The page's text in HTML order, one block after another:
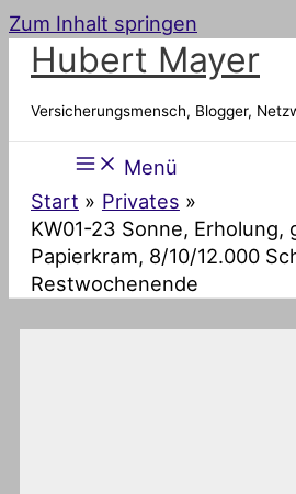
Zum Inhalt springen
Hubert Mayer
Versicherungsmensch, Blogger,
Menü
Start
Privates
KW01-23 Sonne,
Papierkram, 8/10/12.000
Restwochenende